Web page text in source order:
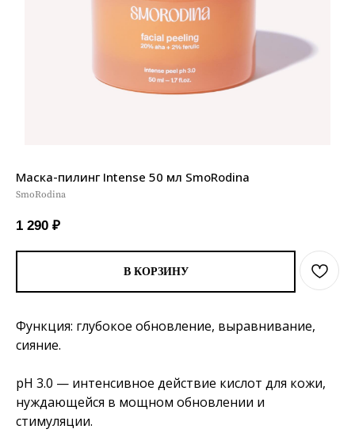
Маска-пилинг Intense 50 мл SmoRodina
SmoRodina
1 290 ₽
В КОРЗИНУ
Функция: глубокое обновление, выравнивание,
сияние.
pH 3.0 — интенсивное действие кислот для кожи,
нуждающейся в мощном обновлении и
стимуляции.